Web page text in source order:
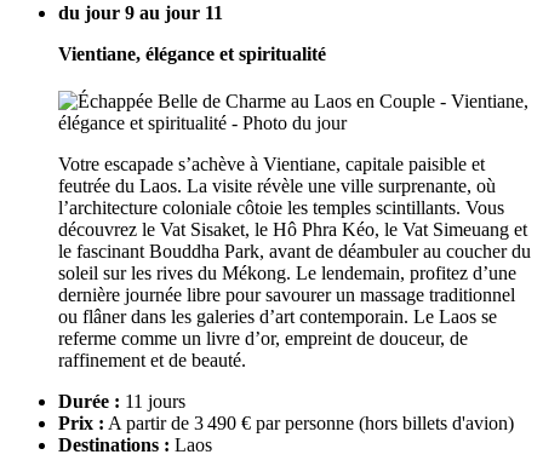
du jour 9 au jour 11
Vientiane, élégance et spiritualité
Votre escapade s’achève à Vientiane, capitale paisible et
feutrée du Laos. La visite révèle une ville surprenante, où
l’architecture coloniale côtoie les temples scintillants. Vous
découvrez le Vat Sisaket, le Hô Phra Kéo, le Vat Simeuang et
le fascinant Bouddha Park, avant de déambuler au coucher du
soleil sur les rives du Mékong. Le lendemain, profitez d’une
dernière journée libre pour savourer un massage traditionnel
ou flâner dans les galeries d’art contemporain. Le Laos se
referme comme un livre d’or, empreint de douceur, de
raffinement et de beauté.
Durée : 11 jours
Prix : A partir de 3 490 € par personne (hors billets d'avion)
Destinations : Laos